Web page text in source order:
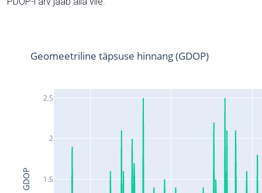
1.5
2
2.5
Geomeetriline täpsuse hinnang (GDOP)
GDOP